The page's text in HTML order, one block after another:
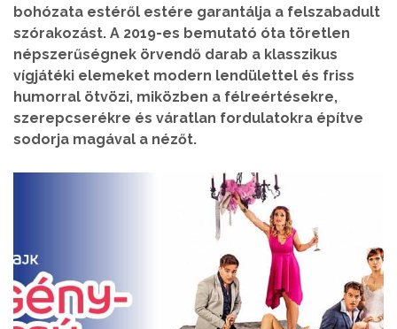
bohózata estéről estére garantálja a felszabadult
szórakozást. A 2019-es bemutató óta töretlen
népszerűségnek örvendő darab a klasszikus
vígjátéki elemeket modern lendülettel és friss
humorral ötvözi, miközben a félreértésekre,
szerepcserékre és váratlan fordulatokra építve
sodorja magával a nézőt.